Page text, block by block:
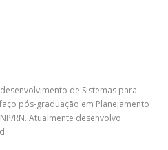
de Sistemas para
pós-graduação em Planejamento
RN. Atualmente desenvolvo